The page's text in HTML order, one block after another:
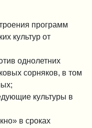
программ
культур от
однолетних
сорняков, в том
культуры в
в сроках